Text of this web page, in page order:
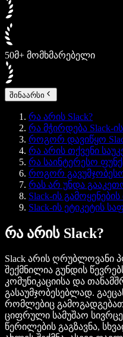
50მ+ მომხმარებელი
შინაარსი
რა არის Slack?
რა მჭირდება Slack-
როგორ დავიწყო
რა არის თქვენი
რა საინტერესო
როგორ გავუმჯობესო
რას არ უნდა
Slack-ის
Slack-ის ეტიკეტის
რა არის Slack?
Slack არის
შექმნილია გუნდის
კომუნიკაციისა და
გასაუმჯობესებლად.
რომლებიც
ციფრული სამუშაო
წერილების გაგზავნა,